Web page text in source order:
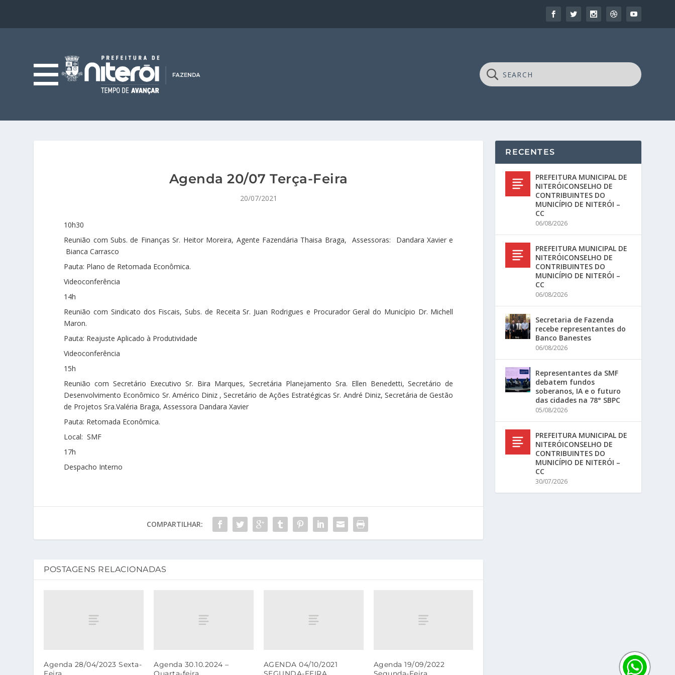
Agenda 20/07 Terça-Feira
20/07/2021
10h30
Reunião com Subs. de Finanças Sr. Heitor Moreira, Agente Fazendária Thaisa Braga, Assessoras: Dandara Xavier e
Bianca Carrasco
Pauta: Plano de Retomada Econômica.
Videoconferência
14h
Reunião com Sindicato dos Fiscais, Subs. de Receita Sr. Juan Rodrigues e Procurador Geral do Município Dr. Michell
Maron.
Pauta: Reajuste Aplicado à Produtividade
Videoconferência
15h
Reunião com Secretário Executivo Sr. Bira Marques, Secretária Planejamento Sra. Ellen Benedetti, Secretário de
Desenvolvimento Econômico Sr. Américo Diniz , Secretário de Ações Estratégicas Sr. André Diniz, Secretária de Gestão
de Projetos Sra.Valéria Braga, Assessora Dandara Xavier
Pauta: Retomada Econômica.
Local: SMF
17h
Despacho Interno
COMPARTILHAR:
POSTAGENS RELACIONADAS
Agenda 28/04/2023 Sexta-
Agenda 30.10.2024 –
AGENDA 04/10/2021
Agenda 19/09/2022
RECENTES
PREFEITURA MUNICIPAL DE
NITERÓICONSELHO DE
CONTRIBUINTES DO
MUNICÍPIO DE NITERÓI –
CC
06/08/2026
PREFEITURA MUNICIPAL DE
NITERÓICONSELHO DE
CONTRIBUINTES DO
MUNICÍPIO DE NITERÓI –
CC
06/08/2026
Secretaria de Fazenda
recebe representantes do
Banco Banestes
06/08/2026
Representantes da SMF
debatem fundos
soberanos, IA e o futuro
das cidades na 78° SBPC
05/08/2026
PREFEITURA MUNICIPAL DE
NITERÓICONSELHO DE
CONTRIBUINTES DO
MUNICÍPIO DE NITERÓI –
CC
30/07/2026